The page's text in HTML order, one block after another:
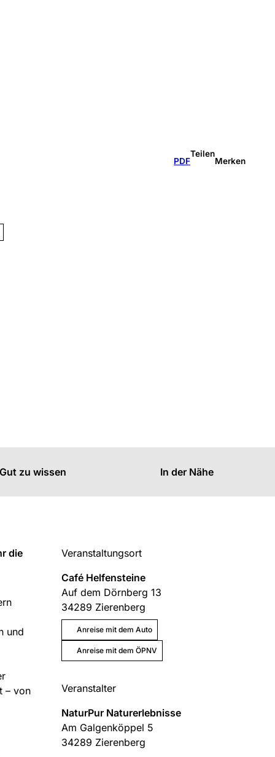
PDF
Teilen
Merken
Gut zu wissen In der Nähe
die
und
– von
Veranstaltungsort
Café Helfensteine
Auf dem Dörnberg 13
34289 Zierenberg
Anreise mit dem Auto
Anreise mit dem ÖPNV
Veranstalter
NaturPur Naturerlebnisse
Am Galgenköppel 5
34289 Zierenberg